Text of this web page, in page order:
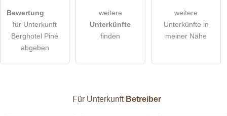
Hiermit akzeptiere ich dieAGB
DieDatenschutzerklärung habe ich zur Kenntnis genommen.
Besucher sichtbar.
Bewertung
für Unterkunft
Berghotel Piné
abgeben
weitere
Unterkünfte
finden
weitere
Unterkünfte in
meiner Nähe
Für Unterkunft Betreiber